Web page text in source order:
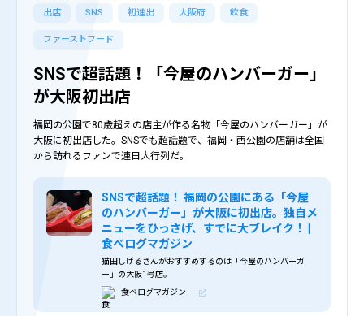
出店 SNS 初進出 大阪府 飲食
ファーストフード
SNSで超話題！「今屋のハンバーガー」
が大阪初出店
福岡の公園で80歳超えの店主が作る名物「今屋のハンバーガー」が
大阪に初出店した。SNSでも超話題で、福岡・西公園の店舗は全国
から訪れるファンで連日大行列だ。
SNSで超話題！ 福岡の公園にある「今屋
のハンバーガー」が大阪に初出店。独自メ
ニューをひっさげ、すでに大ブレイク！ |
食べログマガジン
猫田しげるさんがおすすめするのは「今屋のハンバーガ
ー」の大阪1号店。
食べログマガジン